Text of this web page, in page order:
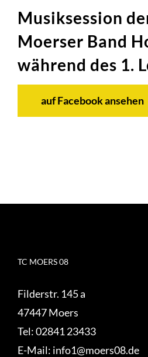
Musiksession
Moerser Band
während des 1.
auf Facebook ansehen
TC MOERS 08
Filderstr. 145 a
47447 Moers
Tel:02841 23433
E-Mail: info1@moers08.de